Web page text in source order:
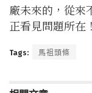
廠未來的，從來
正看見問題所在！
Tags: 馬祖頭條